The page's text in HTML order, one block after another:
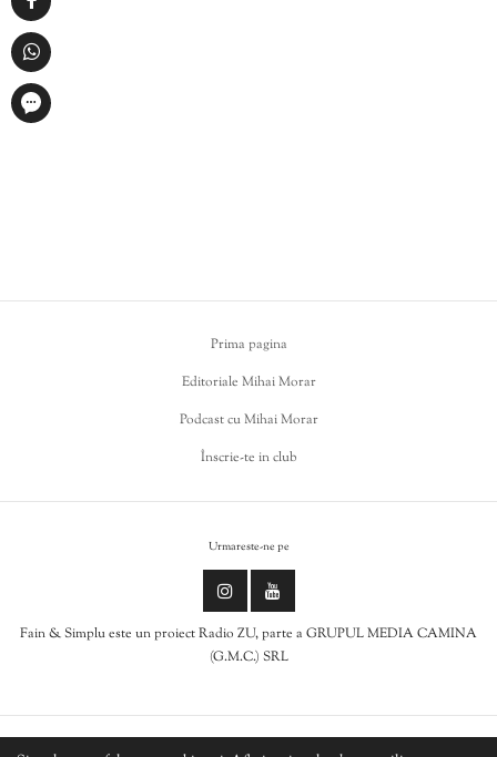
Prima pagina
Editoriale Mihai Morar
Podcast cu Mihai Morar
Înscrie-te in club
Urmareste-ne pe
Fain & Simplu este un proiect Radio ZU, parte a GRUPUL MEDIA CAMINA
(G.M.C.) SRL